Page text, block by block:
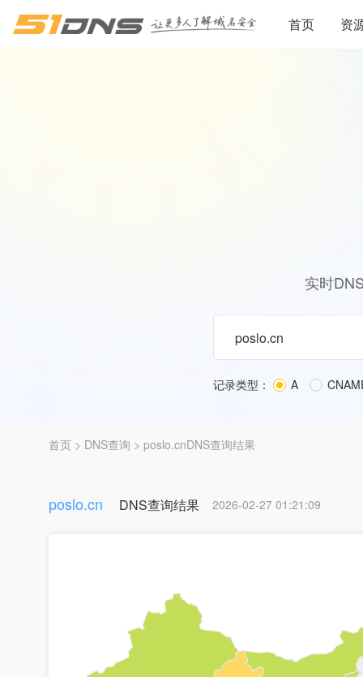
首页 资
实时
记录类型： A
首页 > DNS查询 > poslo.cnDNS查询结果
poslo.cn DNS查询结果 2026-02-27 01:21:09